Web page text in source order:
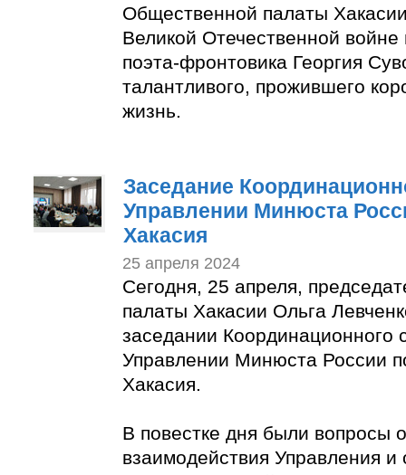
Общественной палаты
Великой Отечественной
поэта-фронтовика Георгия
талантливого, прожившего
жизнь.
Заседание
Управлении Минюста
Хакасия
25 апреля 2024
Сегодня, 25 апреля,
палаты Хакасии Ольга
заседании Координационного
Управлении Минюста России
Хакасия.
В повестке дня были вопросы
взаимодействия Управления и